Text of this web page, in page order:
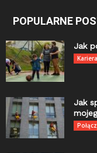
POPULARNE
Jak
Kariera
Jak